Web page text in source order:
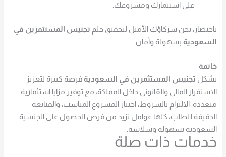
على استثمارك ومشروعك.
باختصار، نحن شركاؤك الأمثل لتحقيق حلم تجنيس المستثمرين في
السعودية بسهولة وأمان.
خاتمة
يشكل تجنيس المستثمرين في السعودية فرصة كبيرة لتعزيز
الاستقرار المالي والقانوني داخل المملكة، مع توفير مزايا استثمارية
متعددة. الالتزام بالشروط، اختيار المشروع المناسب، والمتابعة
الدقيقة للطلب، كلها عوامل تزيد من فرص الحصول على الجنسية
السعودية بسهولة وسلاسة.
خدمات ذات صلة